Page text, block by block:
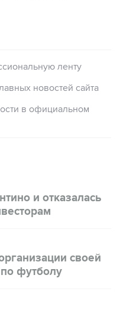
ленту
новостей сайта
в официальном
и отказалась
своей
футболу